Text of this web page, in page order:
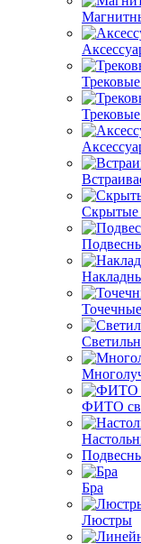
Скрытые
ФИТО
Бра
Люстры